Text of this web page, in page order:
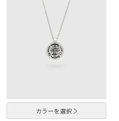
カラーを選択